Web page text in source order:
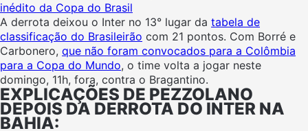
inédito da Copa do Brasil
A derrota deixou o Inter no 13° lugar da tabela de
classificação do Brasileirão com 21 pontos. Com Borré e
Carbonero, que não foram convocados para a Colômbia
para a Copa do Mundo, o time volta a jogar neste
domingo, 11h, fora, contra o Bragantino.
EXPLICAÇÕES DE PEZZOLANO
DEPOIS DA DERROTA DO INTER NA
BAHIA: